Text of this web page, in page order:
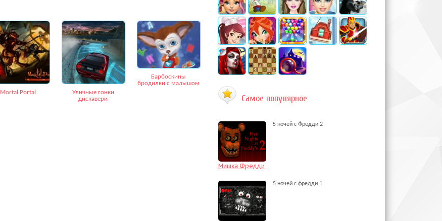
Mortal Portal
Уличные гонки
дискавери
Барбоскины
бродилки с малышом
Самое популярное
5 ночей с Фредди 2
Мишка Фредди
5 ночей с фредди 1